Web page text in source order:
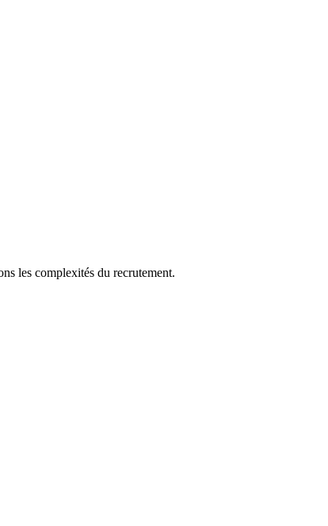
les complexités du recrutement.